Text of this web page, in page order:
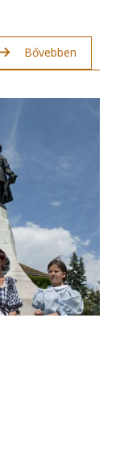
Bővebben